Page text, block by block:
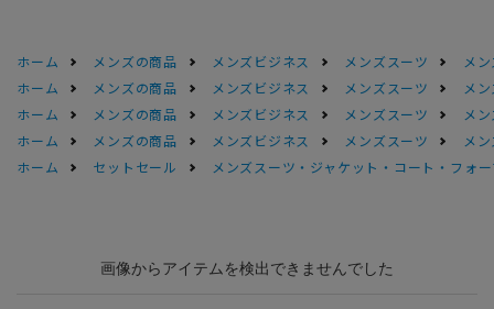
ホーム メンズの商品 メンズビジネス メンズスーツ
メ
ホーム
メンズの商品 メンズビジネス メンズスーツ
メ
ホーム
メンズの商品 メンズビジネス メンズスーツ
メ
ホーム
メンズの商品 メンズビジネス メンズスーツ
メ
ホーム
セットセール メンズスーツ・ジャケット・コート・フォ